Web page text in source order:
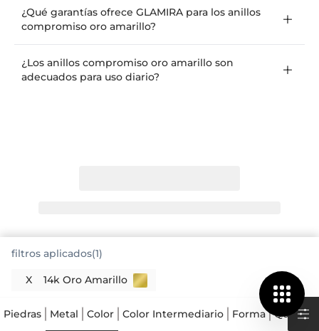
¿Qué garantías ofrece GLAMIRA para los anillos
compromiso oro amarillo?
¿Los anillos compromiso oro amarillo son
adecuados para uso diario?
filtros aplicados(1)
X 14k Oro Amarillo
Piedras Metal Color Color Intermediario Forma Quilates